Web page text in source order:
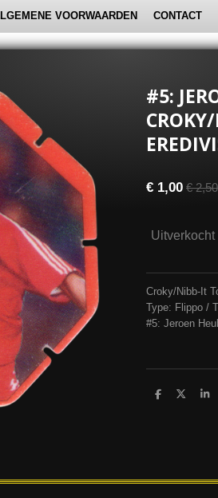
VOORWAARDEN CONTACT
#5:
€ 1,00 € 2,50
Uitverkocht
Croky/Nibb-It
Type: Flippo /
#5: Jeroen
D
D
S